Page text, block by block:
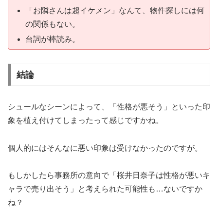
「お隣さんは超イケメン」なんて、物件探しには何
の関係もない。
台詞が棒読み。
結論
シュールなシーンによって、「性格が悪そう」といった印
象を植え付けてしまったって感じですかね。
個人的にはそんなに悪い印象は受けなかったのですが。
もしかしたら事務所の意向で「桜井日奈子は性格が悪いキ
ャラで売り出そう」と考えられた可能性も…ないですか
ね？